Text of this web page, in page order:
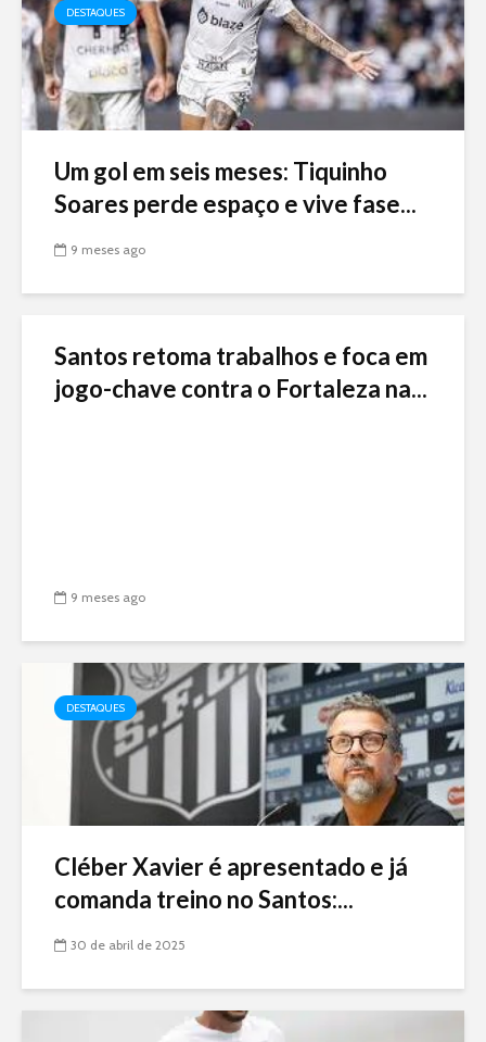
DESTAQUES
Um gol em seis meses: Tiquinho
Soares perde espaço e vive fase...
9 meses ago
Santos retoma trabalhos e foca em
jogo-chave contra o Fortaleza na...
9 meses ago
DESTAQUES
Cléber Xavier é apresentado e já
comanda treino no Santos:...
30 de abril de 2025